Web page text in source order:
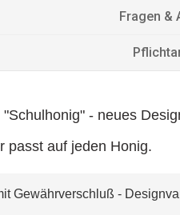
Fragen &
- neues
passt auf jeden Honig.
Gewährverschluß -